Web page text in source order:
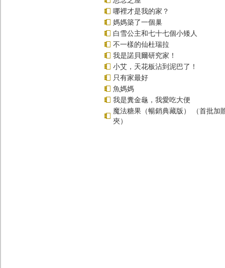
哪裡才是我的家？
媽媽築了一個巢
白雪公主和七十七個小矮人
不一樣的仙杜瑞拉
我是諾貝爾研究家！
小艾，天花板沾到泥巴了！
只有家最好
魚媽媽
我是糞金龜，我愛吃大便
魔法糖果（暢銷典藏版） （首批加
夾）